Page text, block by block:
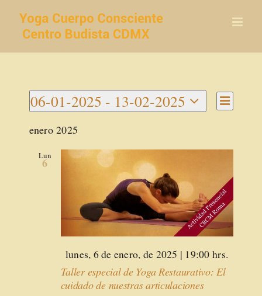
contenido
de
Lista
06-01-2025 - 13-02-2025
Seleccionar
fecha.
enero 2025
Lun
6
Destacado
lunes, 6 de enero, de 2025 | 19:00 hrs.
Taller especial de Yoga Restaurativo: El
cuidado de nuestras articulaciones